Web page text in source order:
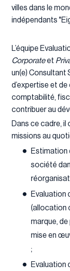
villes dans le
indépendants
L’équipe
Corporateet
un(e) Consultant
d’expertise et
comptabilité,
contribuer au
Dans ce cadre, il
missions au
Estimation
société
Evaluation
(allocation
marque,
mise en
;
Evaluation